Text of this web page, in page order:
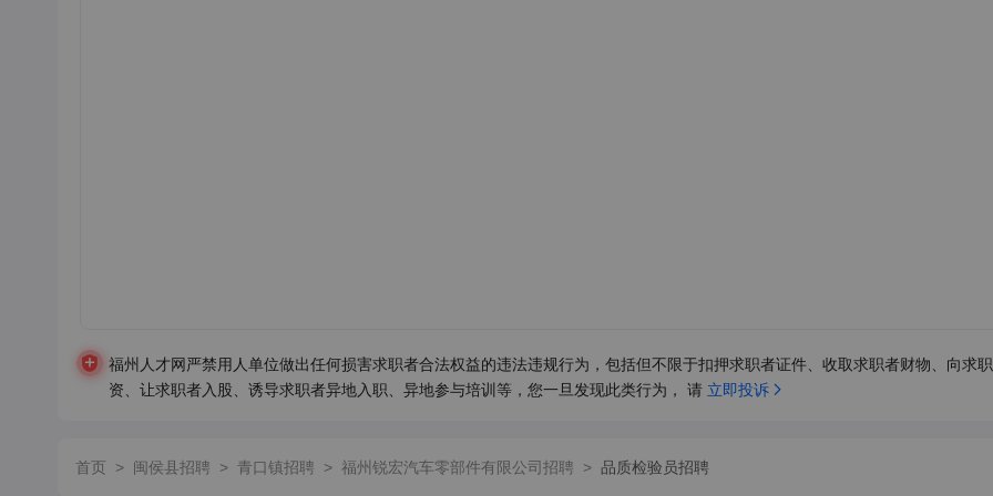
福州人才网严禁用人单位做出任何损害求职者合法权益的违法违规行为，包括但不限于扣押求职者证件、收取求职者财物、向求
资、让求职者入股、诱导求职者异地入职、异地参与培训等，您一旦发现此类行为， 请 立即投诉
首页 > 闽侯县招聘 > 青口镇招聘 > 福州锐宏汽车零部件有限公司招聘 > 品质检验员招聘